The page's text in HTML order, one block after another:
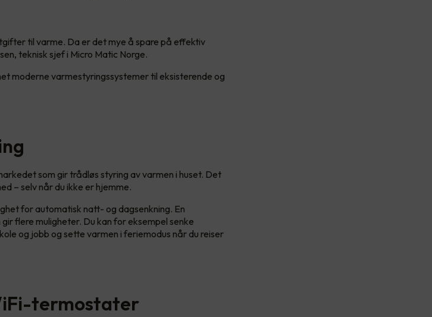
til varme. Da er det mye å spare på effektiv
teknisk sjef i Micro Matic Norge.
moderne varmestyringssystemer til eksisterende og
som gir trådløs styring av varmen i huset. Det
– selv når du ikke er hjemme.
for automatisk natt- og dagsenkning. En
flere muligheter. Du kan for eksempel senke
og jobb og sette varmen i feriemodus når du reiser
termostater